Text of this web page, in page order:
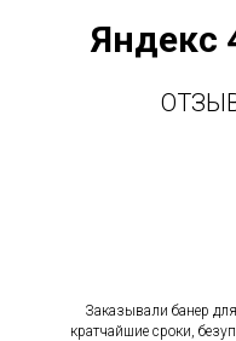
Яндекс
Заказывали банер
кратчайшие сроки,